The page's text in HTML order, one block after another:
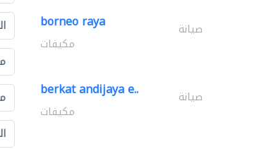
borneo raya صيانة
مكيفات
berkat andijaya e.. صيانة
مكيفات